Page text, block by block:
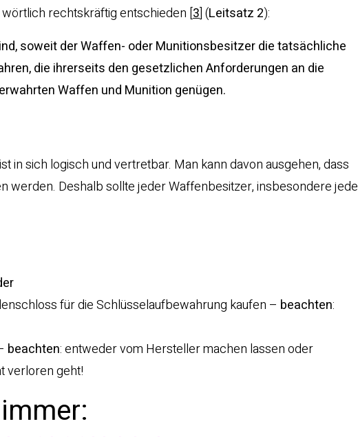
rechtskräftig entschieden [3] (Leitsatz 2):
soweit der Waffen- oder Munitionsbesitzer die tatsächliche
die ihrerseits den gesetzlichen Anforderungen an die
Waffen und Munition genügen.
in sich logisch und vertretbar. Man kann davon ausgehen, dass
werden. Deshalb sollte jeder Waffenbesitzer, insbesondere jede
für die Schlüsselaufbewahrung kaufen – beachten:
beachten: entweder vom Hersteller machen lassen oder
verloren geht!